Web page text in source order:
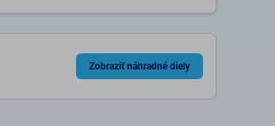
Zobraziť náhradné diely